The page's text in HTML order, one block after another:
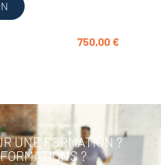
750,00€
UNE FORMATION ?
?